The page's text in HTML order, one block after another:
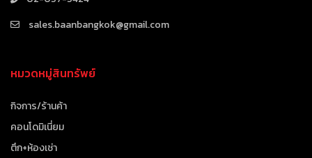
sales.baanbangkok@gmail.com
หมวดหมู่สินทรัพย์
กิจการ/ร้านค้า
คอนโดมิเนี่ยม
ตึก+ห้องเช่า